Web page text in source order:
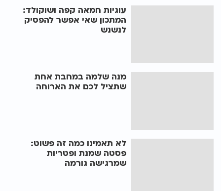
עוגיות חמאה קפה ושוקולד:
המתכון שאי אפשר להפסיק
לנשנש
מנה שלמה במחבת אחת
שתציל לכם את הארוחה
לא תאמינו כמה זה פשוט:
פסטה שמנת ופטריות
שמרגישה גורמה